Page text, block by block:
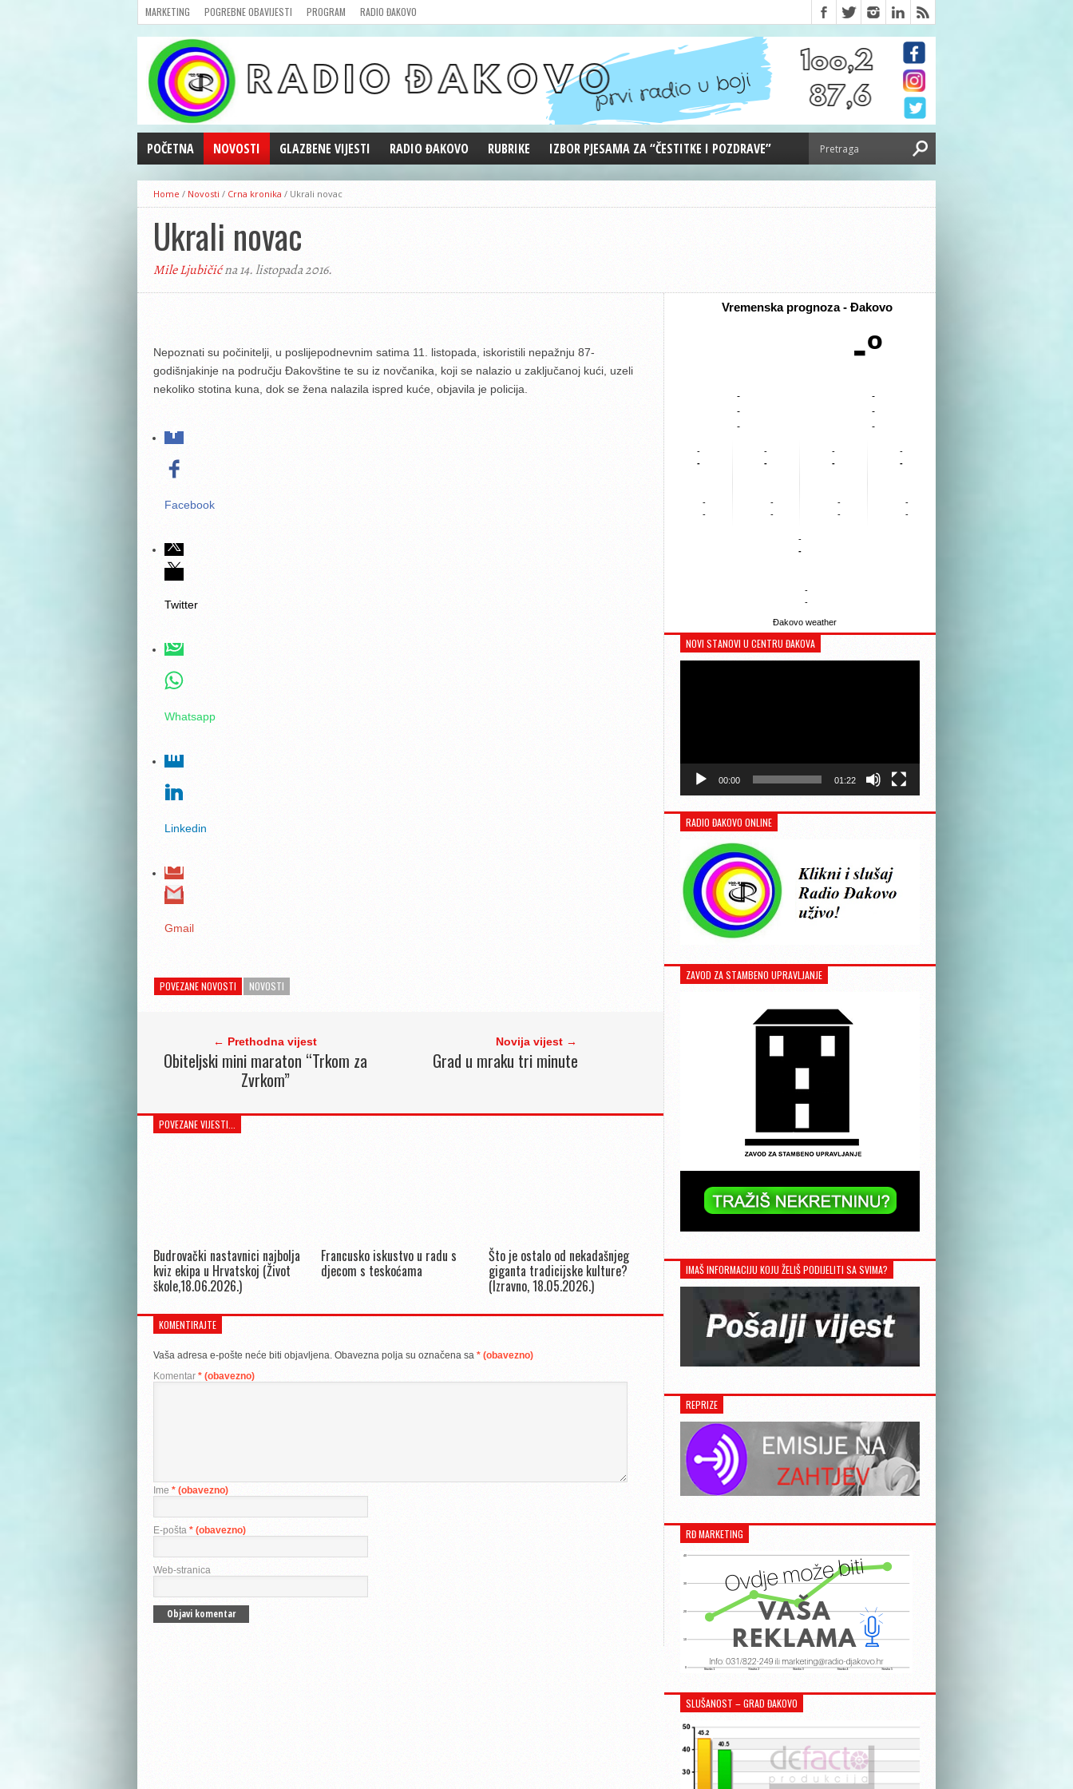
MARKETING POGREBNE OBAVIJESTI PROGRAM RADIO ĐAKOVO
POČETNA NOVOSTI
AKTUALNOSTI
CRNA KRONIKA
POLITIKA
ZANIMLJIVOSTI
GOSPODARSTVO
KULTURA
GLAZBENE VIJESTI RADIO ĐAKOVO
MARKETING
RUBRIKE
REPRIZE EMISIJA
DOBRE VIBRACIJE
IZBOR PJESAMA ZA “ČESTITKE I POZDRAVE”
Home / Novosti / Crna kronika / Ukrali novac
Ukrali novac
Mile Ljubičićna 14. listopada 2016.
Nepoznati su počinitelji, u poslijepodnevnim satima 11. listopada, iskoristili nepažnju 87-
godišnjakinje na području Đakovštine te su iz novčanika, koji se nalazio u zaključanoj kući, uzeli
nekoliko stotina kuna, dok se žena nalazila ispred kuće, objavila je policija.
Facebook
Twitter
Whatsapp
Linkedin
Gmail
POVEZANE NOVOSTI NOVOSTI
← Prethodna vijest
Obiteljski mini maraton “Trkom za
Zvrkom”
Novija vijest →
Grad u mraku tri minute
POVEZANE VIJESTI...
Budrovački nastavnici najbolja
kviz ekipa u Hrvatskoj (Život
škole,18.06.2026.)
Francusko iskustvo u radu s
djecom s teskoćama
Što je ostalo od nekadašnjeg
giganta tradicijske kulture?
(Izravno, 18.05.2026.)
KOMENTIRAJTE
Vaša adresa e-pošte neće biti objavljena. Obavezna polja su označena sa * (obavezno)
Komentar * (obavezno)
Ime * (obavezno)
E-pošta * (obavezno)
Web-stranica
Vremenska prognoza - Đakovo
-º
-
-
-
-
-
-
-
-
-
-
-
-
-
-
-
-
-
-
-
-
-
-
-
-
-
-
Đakovo weather
NOVI STANOVI U CENTRU ĐAKOVA
00:00 01:22
RADIO ĐAKOVO ONLINE
ZAVOD ZA STAMBENO UPRAVLJANJE
IMAŠ INFORMACIJU KOJU ŽELIŠ PODIJELITI SA SVIMA?
REPRIZE
RĐ MARKETING
SLUŠANOST – GRAD ĐAKOVO